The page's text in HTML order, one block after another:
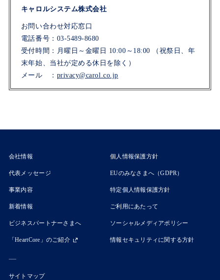
キャロルシステム株式会社
お問い合わせ対応窓口
電話番号：03-5489-8680
受付時間：月曜日～金曜日 10:00～18:00 （祝祭日、年
末年始、当社が定める休日を除く）
メール ： privacy@carol.co.jp
会社情報
代表メッセージ
事業内容
新着情報
ビジネスパートナーさまへ
「HeartCore」のご紹介
個人情報保護方針
EUのみなさまへ（GDPR）
特定個人情報保護方針
ご利用にあたって
ソーシャルメディアポリシー
情報セキュリティに関する方針
サイトマップ